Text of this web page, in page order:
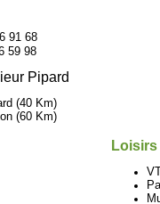
91 68
59 98
Pipard
(40 Km)
(60 Km)